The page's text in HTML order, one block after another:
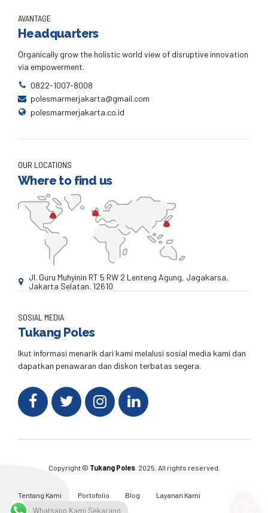
AVANTAGE
Headquarters
Organically grow the holistic world view of disruptive innovation
via empowerment.
0822-1007-8008
polesmarmerjakarta@gmail.com
polesmarmerjakarta.co.id
OUR LOCATIONS
Where to find us
Jl. Guru Muhyinin RT 5 RW 2 Lenteng Agung, Jagakarsa,
Jakarta Selatan. 12610
SOSIAL MEDIA
Tukang Poles
Ikut informasi menarik dari kami melalusi sosial media kami dan
dapatkan penawaran dan diskon terbatas segera.
Copyright © Tukang Poles. 2025. All rights reserved.
Tentang Kami Portofolio Blog
Layanan Kami
Kontak Kami
Whatsapp Kami Sekarang